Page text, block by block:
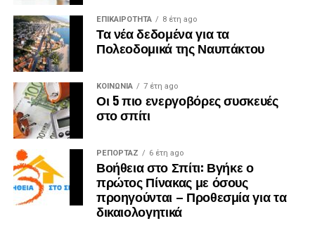
ΕΠΙΚΑΙΡΟΤΗΤΑ 8 έτη ago
Τα νέα δεδομένα για τα
Πολεοδομικά της Ναυπάκτου
ΚΟΙΝΩΝΙΑ 7 έτη ago
Οι 5 πιο ενεργοβόρες συσκευές
στο σπίτι
ΡΕΠΟΡΤΑΖ 6 έτη ago
Βοήθεια στο Σπίτι: Βγήκε ο
πρώτος Πίνακας με όσους
προηγούνται – Προθεσμία για τα
δικαιολογητικά